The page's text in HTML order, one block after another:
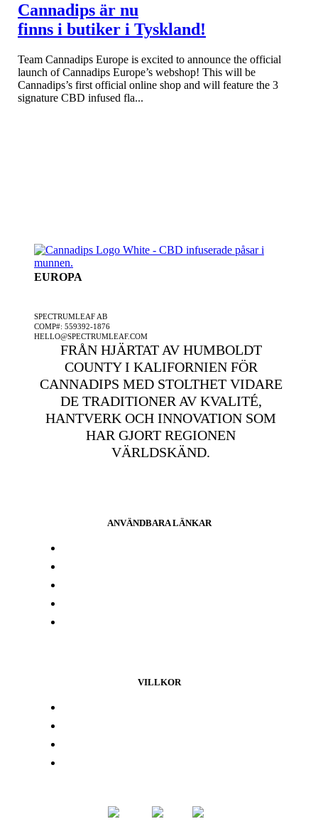
Cannadips är nu
finns i butiker i Tyskland!
Team Cannadips Europe is excited to announce the official
launch of Cannadips Europe’s webshop! This will be
Cannadips’s first official online shop and will feature the 3
signature CBD infused fla...
EUROPA
SPECTRUMLEAF AB
COMP#: 559392-1876
HELLO@SPECTRUMLEAF.COM
FRÅN HJÄRTAT AV HUMBOLDT
COUNTY I KALIFORNIEN FÖR
CANNADIPS MED STOLTHET VIDARE
DE TRADITIONER AV KVALITÉ,
HANTVERK OCH INNOVATION SOM
HAR GJORT REGIONEN
VÄRLDSKÄND.
ANVÄNDBARA LÄNKAR
VILLKOR